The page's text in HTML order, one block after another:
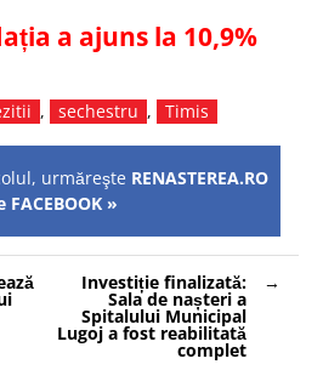
a ajuns la 10,9%
, sechestru , Timis
urmăreşte RENASTEREA.RO
FACEBOOK »
Investiție finalizată:
Sala de nașteri a
Spitalului Municipal
Lugoj a fost reabilitată
complet